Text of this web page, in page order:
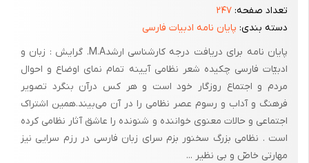
تعداد صفحه: ۲۴۷
دسته بندی: پایان نامه ادبیات فارسی
پایان نامه برای دریافت درجه کارشناسی ارشدM.A. گرایش : زبان و
ادبیّات فارسی چکیده شعر نظامی آیینه تمام نمای اوضاع و احوال
مردم و اجتماع روزگار خود است و هر کس درآن بنگرد تصویر
فرهنگ و آداب و رسوم عصر نظامی را در آن می‌بیند.همین اشتراک
اجتماعی و حالات معنوی خواننده و شنونده را عاشق آثار نظامی کرده
است . نظامی بزرگ سخنور بزم سرای زبان فارسی در رزم سرایی نیز
مهارتی خاصّ و بی نظیر ...